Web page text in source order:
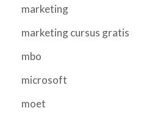
marketing
marketing cursus gratis
mbo
microsoft
moet